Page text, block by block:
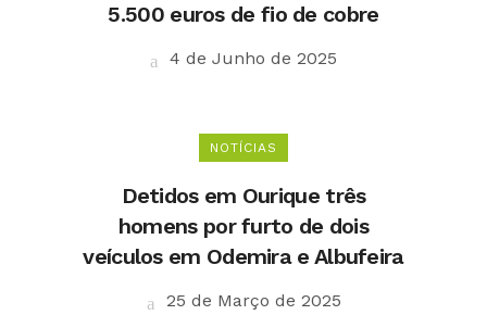
5.500 euros de fio de cobre
4 de Junho de 2025
NOTÍCIAS
Detidos em Ourique três
homens por furto de dois
veículos em Odemira e Albufeira
25 de Março de 2025